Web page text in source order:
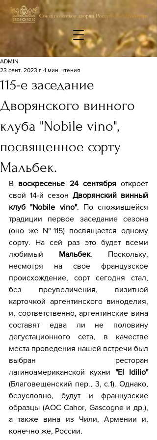
115-е заседание
Дворянского винного
клуба "Nobile vino",
посвященное сорту
Мальбек.
ADMIN
23 сент. 2023 г. 1 мин. чтения
В воскресенье 24 сентября откроет
свой 14-й сезон Дворянский винный
клуб "Nobile vino". По сложившейся
традиции первое заседание сезона
(оно же №115) посвящается одному
сорту. На сей раз это будет всеми
любимый Мальбек. Поскольку,
несмотря на свое французское
происхождение, сорт сегодня стал,
без преувеличения, визитной
карточкой аргентинского виноделия,
и, соответственно, аргентинские вина
составят едва ли не половину
дегустационного сета, в качестве
места проведения нашей встречи был
выбран ресторан
латиноамериканской кухни "El Idilio"
(Благовещенский пер., 3, с.1). Однако,
безусловно, будут и французские
образцы (AOC Cahor, Gascogne и др.),
а также вина из Чили, Армении и,
конечно же, России.